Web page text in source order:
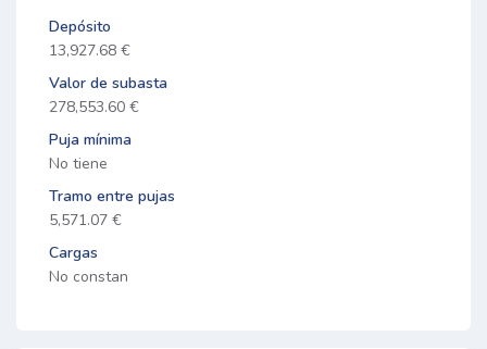
Depósito
13,927.68 €
Valor de subasta
278,553.60 €
Puja mínima
No tiene
Tramo entre pujas
5,571.07 €
Cargas
No constan